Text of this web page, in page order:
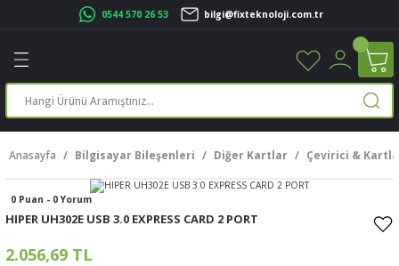
0544 570 26 53 bilgi@fixteknoloji.com.tr
Geri Dön
Geri Dön
Geri Dön
Yazıcı
Geri Dön
Geri Dön
Geri Dön
Geri Dön
Geri Dön
Anasayfa Bilgisayar Bileşenleri Diğer Kartlar Çevirici &
0 Puan - 0 Yorum
HIPER UH302E USB 3.0 EXPRESS CARD 2 PORT
2.056,69 TL